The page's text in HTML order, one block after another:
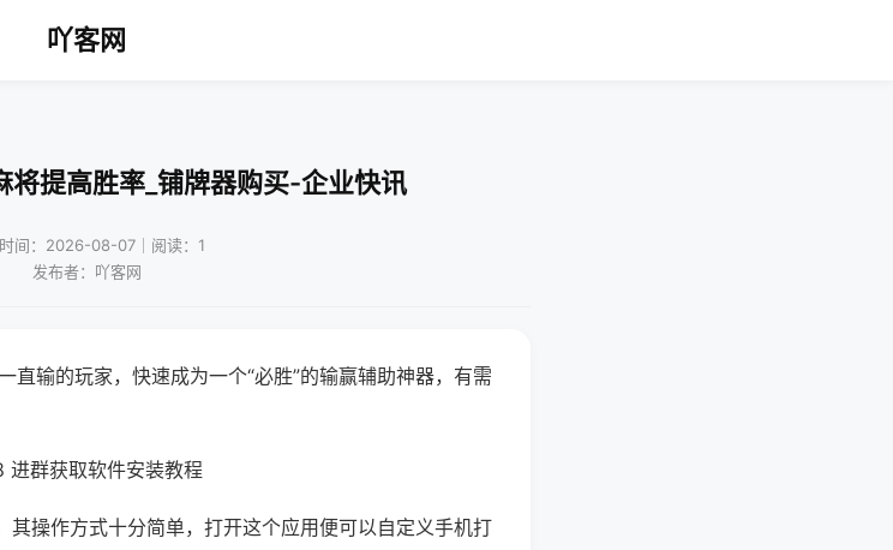
吖客网
将提高胜率_铺牌器购买-企业快讯
间：2026-08-07｜阅读：1
发布者：吖客网
直输的玩家，快速成为一个“必胜”的输赢辅助神器，有需
群获取软件安装教程
其操作方式十分简单，打开这个应用便可以自定义手机打